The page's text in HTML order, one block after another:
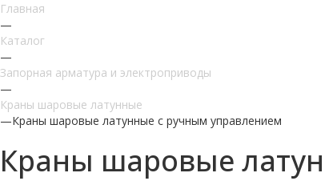
Главная
—
Каталог
—
Запорная арматура и электроприводы
—
Краны шаровые латунные
—Краны шаровые латунные с ручным управлением
Краны шаровые